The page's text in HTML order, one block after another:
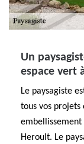
Un
espace vert
Le paysagiste
tous vos projets
Heroult. Le